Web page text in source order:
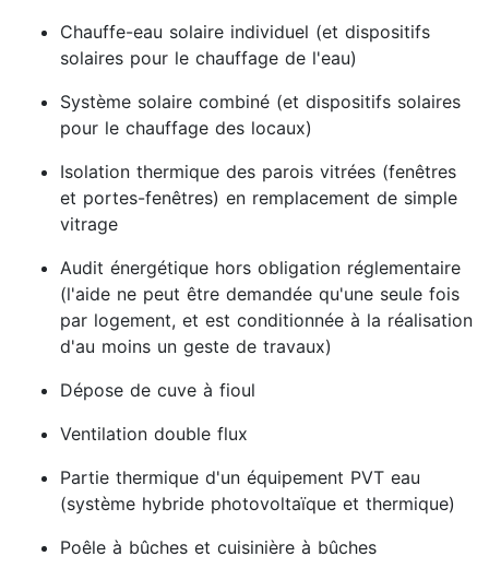
Chauffe-eau solaire individuel (et dispositifs
solaires pour le chauffage de l'eau)
Système solaire combiné (et dispositifs solaires
pour le chauffage des locaux)
Isolation thermique des parois vitrées (fenêtres
et portes-fenêtres) en remplacement de simple
vitrage
Audit énergétique hors obligation réglementaire
(l'aide ne peut être demandée qu'une seule fois
par logement, et est conditionnée à la réalisation
d'au moins un geste de travaux)
Dépose de cuve à fioul
Ventilation double flux
Partie thermique d'un équipement PVT eau
(système hybride photovoltaïque et thermique)
Poêle à bûches et cuisinière à bûches